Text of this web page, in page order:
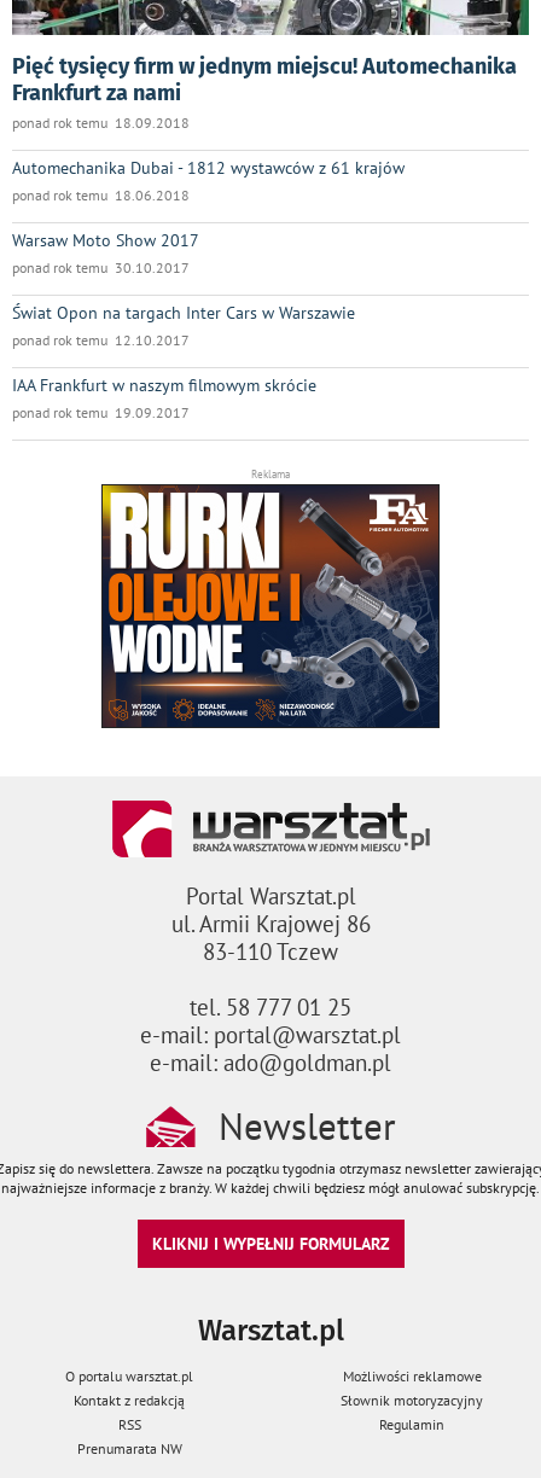
Pięć tysięcy firm w jednym miejscu! Automechanika
Frankfurt za nami
ponad rok temu 18.09.2018
Automechanika Dubai - 1812 wystawców z 61 krajów
ponad rok temu 18.06.2018
Warsaw Moto Show 2017
ponad rok temu 30.10.2017
Świat Opon na targach Inter Cars w Warszawie
ponad rok temu 12.10.2017
IAA Frankfurt w naszym filmowym skrócie
ponad rok temu 19.09.2017
Reklama
Portal Warsztat.pl
ul. Armii Krajowej 86
83-110 Tczew
tel. 58 777 01 25
e-mail: portal@warsztat.pl
e-mail: ado@goldman.pl
Newsletter
się do newslettera. Zawsze na początku tygodnia otrzymasz newsletter
najważniejsze informacje z branży. W każdej chwili będziesz mógł anulować subskrypcję.
KLIKNIJ I WYPEŁNIJ FORMULARZ
Warsztat.pl
O portalu warsztat.pl
Możliwości reklamowe
Kontakt z redakcją
Słownik motoryzacyjny
RSS
Regulamin
Prenumarata NW